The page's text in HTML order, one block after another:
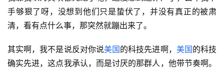
手够狠了呀，没想到他们只是蛰伏了，并没有真正的被肃
清，看有点什么事，那突然就蹦出来了。
其实啊，我不是说反对你说美国的科技先进啊， 美国的科技
确实先进，这点我承认，而是讨厌的那群人，他带节奏啊。